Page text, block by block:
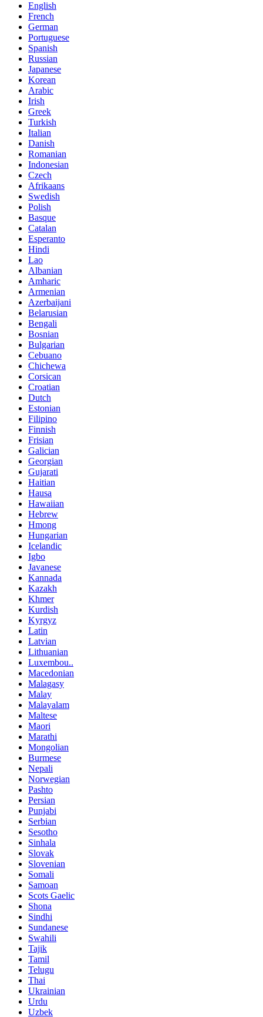
English
French
German
Portuguese
Spanish
Russian
Japanese
Korean
Arabic
Irish
Greek
Turkish
Italian
Danish
Romanian
Indonesian
Czech
Afrikaans
Swedish
Polish
Basque
Catalan
Esperanto
Hindi
Lao
Albanian
Amharic
Armenian
Azerbaijani
Belarusian
Bengali
Bosnian
Bulgarian
Cebuano
Chichewa
Corsican
Croatian
Dutch
Estonian
Filipino
Finnish
Frisian
Galician
Georgian
Gujarati
Haitian
Hausa
Hawaiian
Hebrew
Hmong
Hungarian
Icelandic
Igbo
Javanese
Kannada
Kazakh
Khmer
Kurdish
Kyrgyz
Latin
Latvian
Lithuanian
Luxembou..
Macedonian
Malagasy
Malay
Malayalam
Maltese
Maori
Marathi
Mongolian
Burmese
Nepali
Norwegian
Pashto
Persian
Punjabi
Serbian
Sesotho
Sinhala
Slovak
Slovenian
Somali
Samoan
Scots Gaelic
Shona
Sindhi
Sundanese
Swahili
Tajik
Tamil
Telugu
Thai
Ukrainian
Urdu
Uzbek